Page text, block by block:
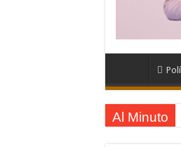
Al Minuto